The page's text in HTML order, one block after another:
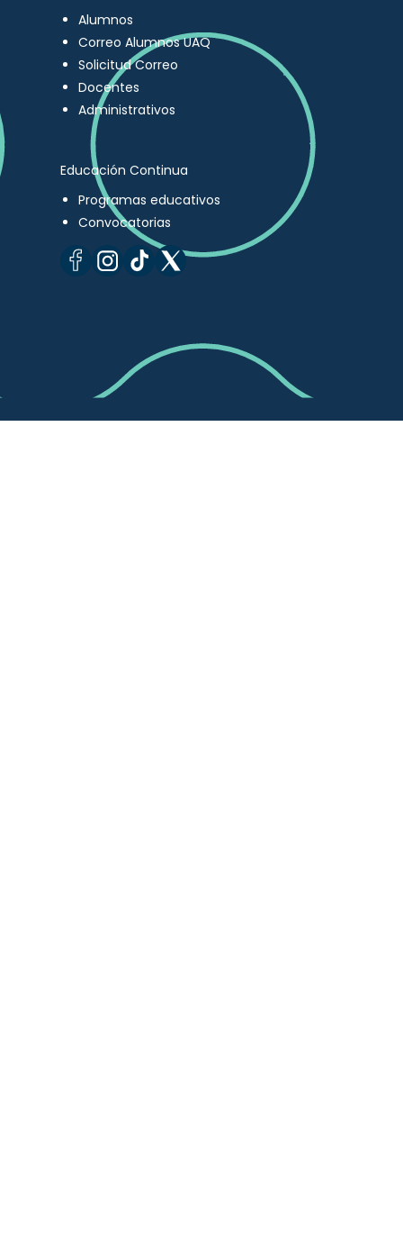
Alumnos
Correo Alumnos UAQ
Solicitud Correo
Docentes
Administrativos
Educación Continua
Programas educativos
Convocatorias